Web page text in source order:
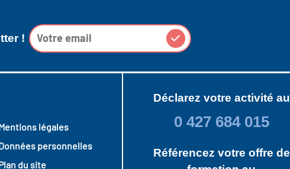
!
légales
personnelles
du site
Déclarez votre activité au
0 427 684 015
Référencez votre offre de